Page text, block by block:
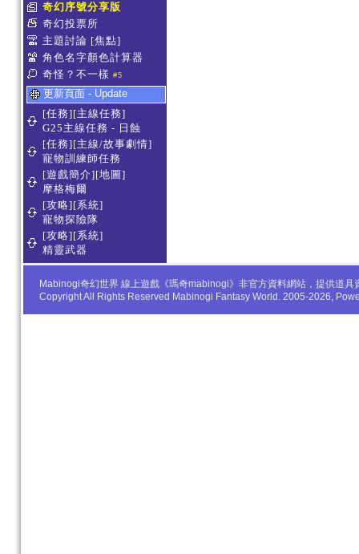
奇幻序號分享版
奇幻投票所
主題討論 [焦點]
角色名字顏色計算器
奇怪？不一樣 #5
更新頁面 - Update
[任務][主線任務]
G25主線任務 - 日蝕
[任務][主線/故事劇情]
寵物訓練師任務
[遊戲簡介][地圖]
摩格梅爾
[攻略][系統]
寵物探險隊
[攻略][系統]
精靈武器
Mabinogi奇幻世界 線上遊戲《瑪奇mabinogi》非官方資料網站，提供道
Copyright All Rights Reserved Mabinogi Fantasy World. 2005-2026,